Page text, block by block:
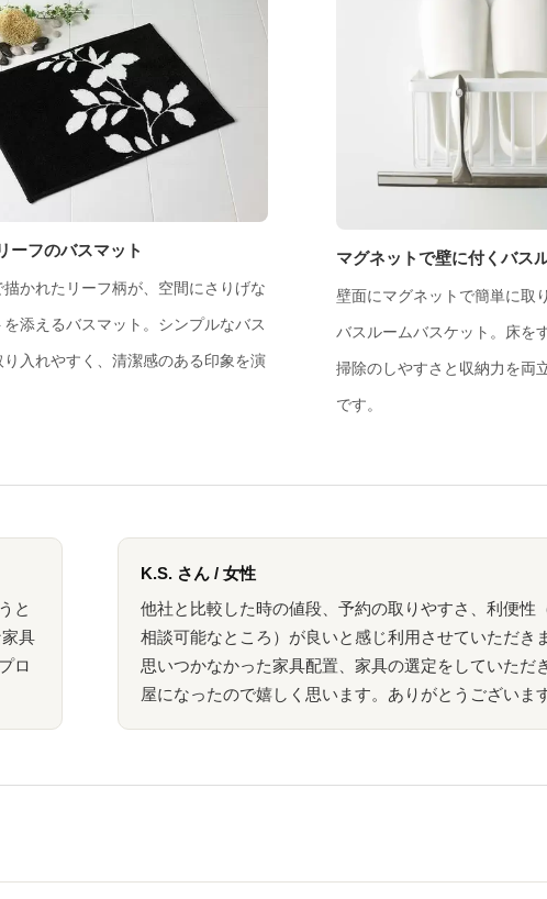
ーフのバスマット
描かれたリーフ柄が、空間にさりげな
添えるバスマット。シンプルなバス
り入れやすく、清潔感のある印象を演
マグネットで壁に付くバス
壁面にマグネットで簡単に取
バスルームバスケット。床を
掃除のしやすさと収納力を両
です。
と
具
ロ
K.S. さん / 女性
他社と比較した時の値段、予約の取りやすさ、利便性
相談可能なところ）が良いと感じ利用させていただき
思いつかなかった家具配置、家具の選定をしていただ
屋になったので嬉しく思います。ありがとうございます